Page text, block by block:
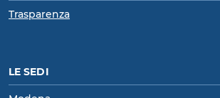
Trasparenza
LE SEDI